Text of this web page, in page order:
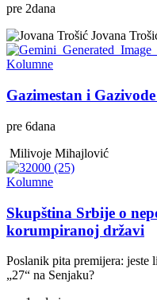
pre 2dana
Jovana
Kolumne
Gazimestan i
pre 6dana
Milivoje Mihajlović
Kolumne
Skupština Srbije o
korumpiranoj državi
Poslanik pita premijera: jeste
„27“ na Senjaku?